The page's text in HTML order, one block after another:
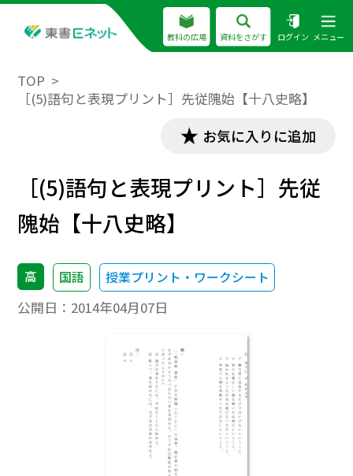
教科の広場 資料をさがす ログイン メニュー
TOP
［(5)語句と表現プリント］先従隗始【十八史略】
お気に入りに追加
［(5)語句と表現プリント］先従
隗始【十八史略】
高 国語 授業プリント・ワークシート
公開日： 2014年04月07日